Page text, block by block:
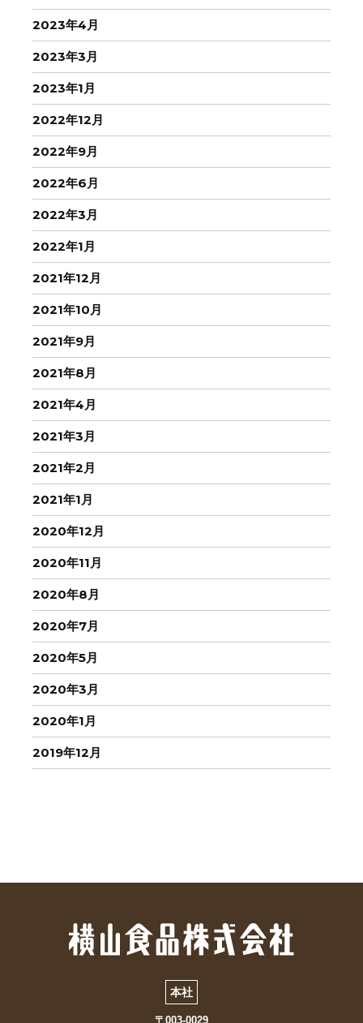
2023年4月
2023年3月
2023年1月
2022年12月
2022年9月
2022年6月
2022年3月
2022年1月
2021年12月
2021年10月
2021年9月
2021年8月
2021年4月
2021年3月
2021年2月
2021年1月
2020年12月
2020年11月
2020年8月
2020年7月
2020年5月
2020年3月
2020年1月
2019年12月
本社
〒003-0029